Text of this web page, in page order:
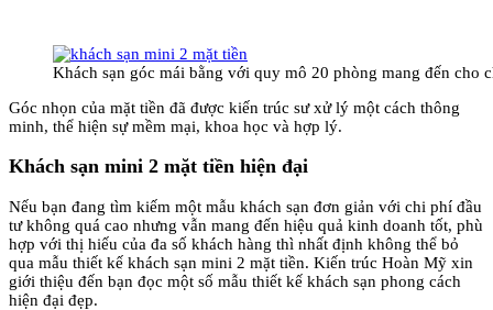
Khách sạn góc mái bằng với quy mô 20 phòng mang đến cho
Góc nhọn của mặt tiền đã được kiến trúc sư xử lý một cách thông
minh, thể hiện sự mềm mại, khoa học và hợp lý.
Khách sạn mini 2 mặt tiền hiện đại
Nếu bạn đang tìm kiếm một mẫu khách sạn đơn giản với chi phí đầu
tư không quá cao nhưng vẫn mang đến hiệu quả kinh doanh tốt, phù
hợp với thị hiếu của đa số khách hàng thì nhất định không thể bỏ
qua mẫu thiết kế khách sạn mini 2 mặt tiền. Kiến trúc Hoàn Mỹ xin
giới thiệu đến bạn đọc một số mẫu thiết kế khách sạn phong cách
hiện đại đẹp.